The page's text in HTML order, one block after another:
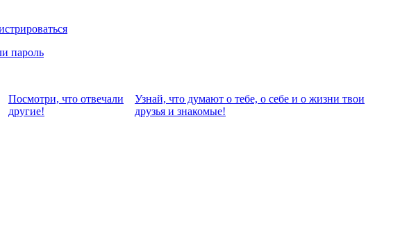
пароль
Посмотри, что отвeчали
другие!
Узнай, что думают о тебе, о себе и о жизни твои
друзья и знакомые!